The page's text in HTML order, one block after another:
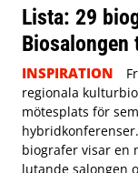
Lista: 29
Biosalongen
INSPIRATION
regionala
mötesplats för
biografer visar en
lutande salongen